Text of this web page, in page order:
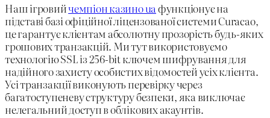
Наш ігровийчемпіон казино uaфункціонує на
підставі базі офіційної ліцензованої системи Curacao,
це гарантує клієнтам абсолютну прозорість будь-яких
грошових транзакцій. Ми тут використовуємо
технологію SSL із 256-bit ключем шифрування для
надійного захисту особистих відомостей усіх клієнта.
Усі транзакції виконують перевірку через
багатоступеневу структуру безпеки, яка виключає
нелегальний доступ в облікових акаунтів.